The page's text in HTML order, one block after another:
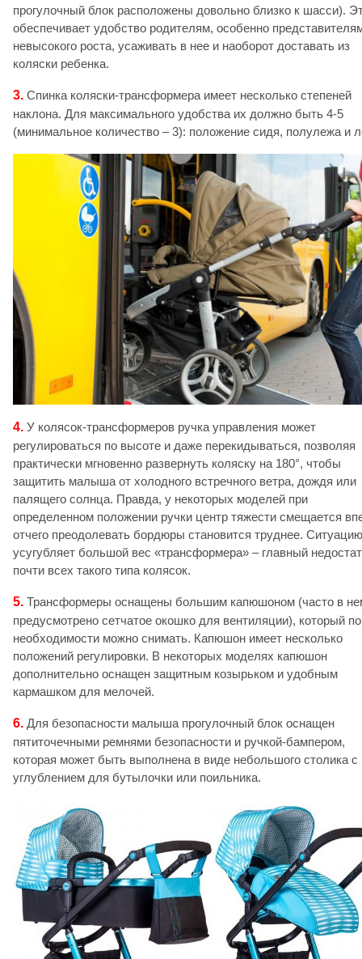
прогулочный блок расположены довольно близко к шасси).
обеспечивает удобство родителям, особенно
невысокого роста, усаживать в нее и наоборот доставать из
коляски ребенка.
3. Спинка коляски-трансформера имеет несколько степеней
наклона. Для максимального удобства их должно быть 4-5
(минимальное количество – 3): положение сидя, полулежа и
4. У колясок-трансформеров ручка управления может
регулироваться по высоте и даже перекидываться, позволяя
практически мгновенно развернуть коляску на 180°, чтобы
защитить малыша от холодного встречного ветра, дождя или
палящего солнца. Правда, у некоторых моделей при
определенном положении ручки центр тяжести смещается
отчего преодолевать бордюры становится труднее. Ситуацию
усугубляет большой вес «трансформера» – главный
почти всех такого типа колясок.
5. Трансформеры оснащены большим капюшоном (часто в
предусмотрено сетчатое окошко для вентиляции), который по
необходимости можно снимать. Капюшон имеет несколько
положений регулировки. В некоторых моделях капюшон
дополнительно оснащен защитным козырьком и удобным
кармашком для мелочей.
6. Для безопасности малыша прогулочный блок оснащен
пятиточечными ремнями безопасности и ручкой-бампером,
которая может быть выполнена в виде небольшого столика с
углублением для бутылочки или поильника.